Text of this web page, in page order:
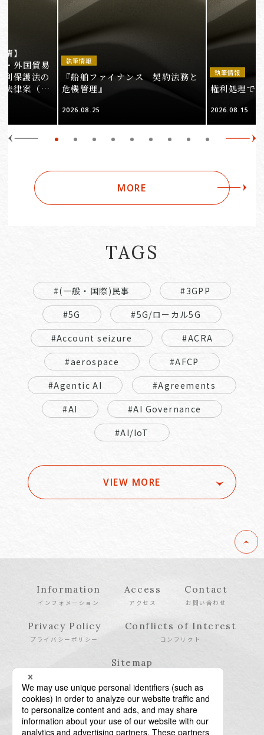
】
外国貿易
利保護法の
法律案（そ
執筆情報
『船舶ファイナンス 契約法務と
危機管理』
2026.08.25
執筆情報
権利処理で
2026.08.15
MORE
TAGS
#(一般・国際)民事
#3GPP
#5G
#5G/ローカル5G
#Account seizure
#ACRA
#aerospace
#AFCP
#Agentic AI
#Agreements
#AI
#AI Governance
#AI/IoT
VIEW MORE
Information
インフォメーション
Access
アクセス
Contact
お問い合わせ
Privacy Policy
プライバシーポリシー
Conflicts of Interest
コンフリクト
Sitemap